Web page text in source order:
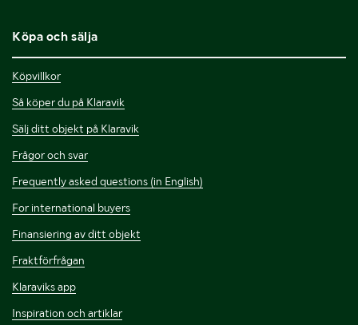
Köpa och sälja
Köpvillkor
Så köper du på Klaravik
Sälj ditt objekt på Klaravik
Frågor och svar
Frequently asked questions (in English)
For international buyers
Finansiering av ditt objekt
Fraktförfrågan
Klaraviks app
Inspiration och artiklar